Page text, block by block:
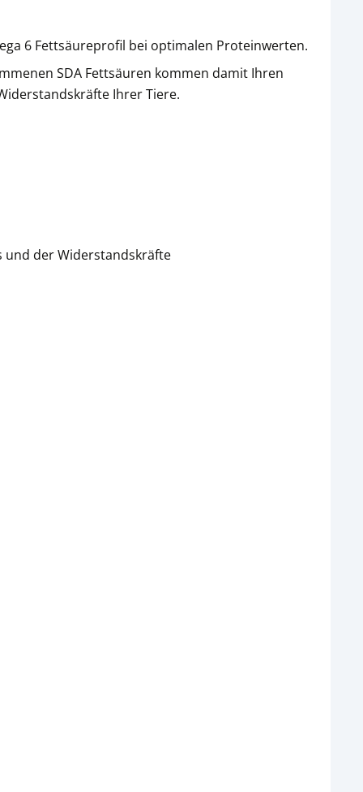
6 Fettsäureprofil bei optimalen Proteinwerten.
SDA Fettsäuren kommen damit Ihren
Ihrer Tiere.
und der Widerstandskräfte